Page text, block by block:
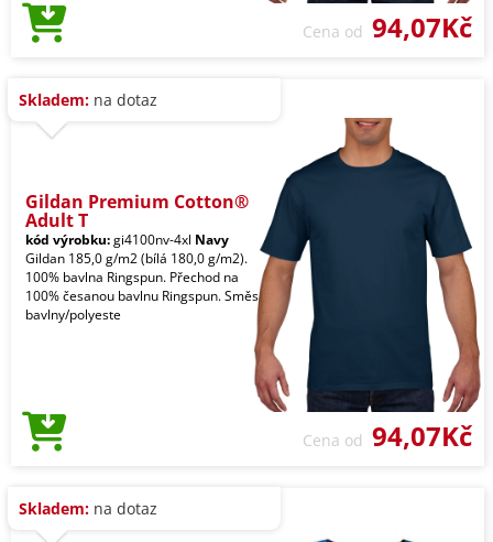
Cena od 94,07Kč
Skladem: na dotaz
Gildan Premium Cotton®
Adult T
kód výrobku:gi4100nv-4xl Navy
Gildan 185,0 g/m2 (bílá 180,0 g/m2).
100% bavlna Ringspun. Přechod na
100% česanou bavlnu Ringspun. Směs
bavlny/polyeste
Cena od 94,07Kč
Skladem: na dotaz